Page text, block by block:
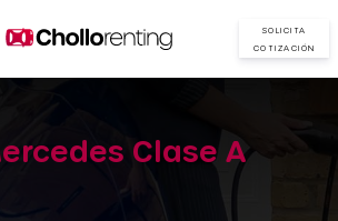
SOLICITA
COTIZACIÓN
Clase A